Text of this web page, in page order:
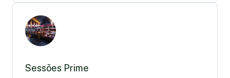
Sessões Prime